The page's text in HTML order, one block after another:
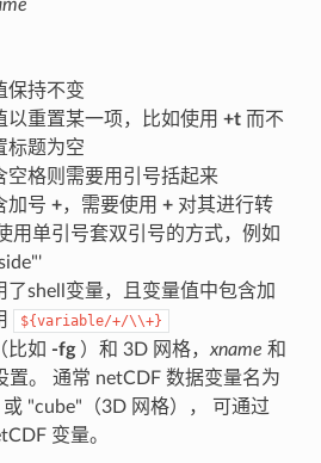
保持不变
以重置某一项，比如使用 +t而不
标题为空
空格则需要用引号括起来
加号 +，需要使用 +对其进行转
用单引号套双引号的方式，例如
了shell变量，且变量值中包含加
${variable/+/\\+}
比如 -fg）和 3D 网格，xname 和
置。 通常 netCDF 数据变量名为
"cube"（3D 网格）， 可通过
变量。